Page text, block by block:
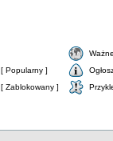
Popularny ]
Zablokowany ]